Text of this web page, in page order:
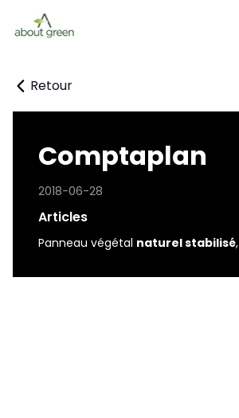
Retour
Comptaplan
2018-06-28
Articles
Panneau végétal naturel stabilisé,